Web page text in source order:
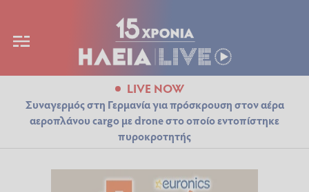
LIVE NOW
Συναγερμός στη Γερμανία για πρόσκρουση στον αέρα
αεροπλάνου cargo με drone στο οποίο εντοπίστηκε
πυροκροτητής